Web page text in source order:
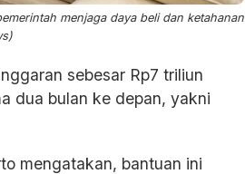
menjaga daya beli dan ketahanan
sebesar Rp7 triliun
dua bulan ke depan, yakni
mengatakan, bantuan ini